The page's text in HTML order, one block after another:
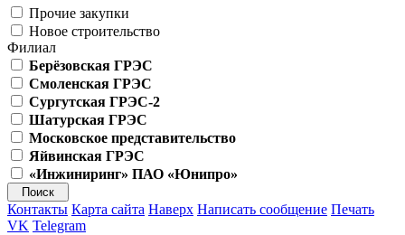
Прочие закупки
Новое строительство
Филиал
Берёзовская ГРЭС
Смоленская ГРЭС
Сургутская ГРЭС-2
Шатурская ГРЭС
Московское представительство
Яйвинская ГРЭС
«Инжиниринг» ПАО «Юнипро»
Контакты Карта сайта Наверх Написать сообщение Печать
VK Telegram